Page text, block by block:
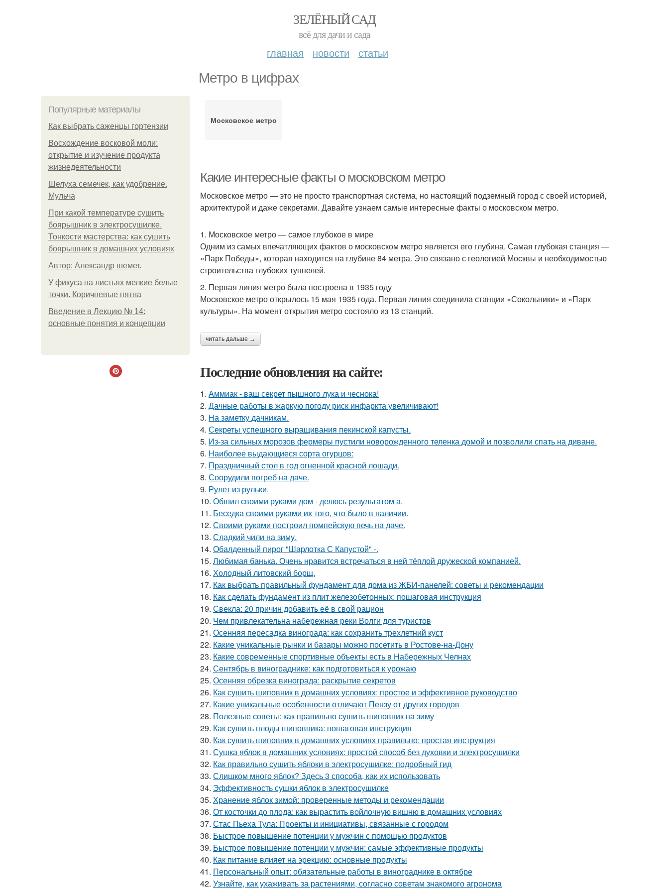
ЗЕЛЁНЫЙ САД
всё для дачи и сада
главная новости статьи
Метро в цифрах
Популярные материалы
Как выбрать саженцы гортензии
Восхождение восковой моли:
открытие и изучение продукта
жизнедеятельности
Шелуха семечек, как удобрение.
Мульча
При какой температуре сушить
боярышник в электросушилке.
Тонкости мастерства: как сушить
боярышник в домашних условиях
Автор: Александр шемет.
У фикуса на листьях мелкие белые
точки. Коричневые пятна
Введение в Лекцию № 14:
основные понятия и концепции
Московское метро
Какие интересные факты о московском метро
Московское метро — это не просто транспортная система, но настоящий подземный город с своей историей,
архитектурой и даже секретами. Давайте узнаем самые интересные факты о московском метро.
1. Московское метро — самое глубокое в мире
Одним из самых впечатляющих фактов о московском метро является его глубина. Самая глубокая станция —
«Парк Победы», которая находится на глубине 84 метра. Это связано с геологией Москвы и необходимостью
строительства глубоких туннелей.
2. Первая линия метро была построена в 1935 году
Московское метро открылось 15 мая 1935 года. Первая линия соединила станции «Сокольники» и «Парк
культуры». На момент открытия метро состояло из 13 станций.
читать дальше →
Последние обновления на сайте:
1. Аммиак - ваш секрет пышного лука и чеснока!
2. Дачные работы в жаркую погоду риск инфаркта увеличивают!
3. На заметку дачникам.
4. Секреты успешного выращивания пекинской капусты.
5. Из-за сильных морозов фермеры пустили новорожденного теленка домой и позволили спать на диване.
6. Наиболее выдающиеся сорта огурцов:
7. Праздничный стол в год огненной красной лошади.
8. Соорудили погреб на даче.
9. Рулет из рульки.
10. Обшил своими руками дом - делюсь результатом а.
11. Беседка своими руками их того, что было в наличии.
12. Своими руками построил помпейскую печь на даче.
13. Сладкий чили на зиму.
14. Обалденный пирог "Шарлотка С Капустой" -.
15. Любимая банька. Очень нравится встречаться в ней тёплой дружеской компанией.
16. Холодный литовский борщ.
17. Как выбрать правильный фундамент для дома из ЖБИ-панелей: советы и рекомендации
18. Как сделать фундамент из плит железобетонных: пошаговая инструкция
19. Свекла: 20 причин добавить её в свой рацион
20. Чем привлекательна набережная реки Волги для туристов
21. Осенняя пересадка винограда: как сохранить трехлетний куст
22. Какие уникальные рынки и базары можно посетить в Ростове-на-Дону
23. Какие современные спортивные объекты есть в Набережных Челнах
24. Сентябрь в винограднике: как подготовиться к урожаю
25. Осенняя обрезка винограда: раскрытие секретов
26. Как сушить шиповник в домашних условиях: простое и эффективное руководство
27. Какие уникальные особенности отличают Пензу от других городов
28. Полезные советы: как правильно сушить шиповник на зиму
29. Как сушить плоды шиповника: пошаговая инструкция
30. Как сушить шиповник в домашних условиях правильно: простая инструкция
31. Сушка яблок в домашних условиях: простой способ без духовки и электросушилки
32. Как правильно сушить яблоки в электросушилке: подробный гид
33. Слишком много яблок? Здесь 3 способа, как их использовать
34. Эффективность сушки яблок в электросушилке
35. Хранение яблок зимой: проверенные методы и рекомендации
36. От косточки до плода: как вырастить войлочную вишню в домашних условиях
37. Стас Пьеха Тула: Проекты и инициативы, связанные с городом
38. Быстрое повышение потенции у мужчин с помощью продуктов
39. Быстрое повышение потенции у мужчин: самые эффективные продукты
40. Как питание влияет на эрекцию: основные продукты
41. Персональный опыт: обязательные работы в винограднике в октябре
42. Узнайте, как ухаживать за растениями, согласно советам знакомого агронома